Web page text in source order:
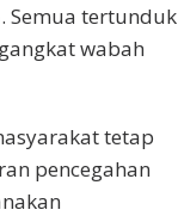
Semua tertunduk
wabah
tetap
pencegahan